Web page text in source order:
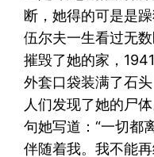
断，她得的可是是
伍尔夫一生看过无
摧毁了她的家，
外套口袋装满了石
人们发现了她的尸
句她写道：“一切都
伴随着我。我不能